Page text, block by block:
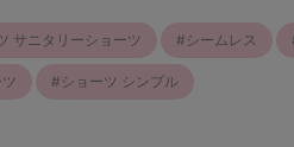
サニタリーショーツ シームレス
ショーツ シンプル